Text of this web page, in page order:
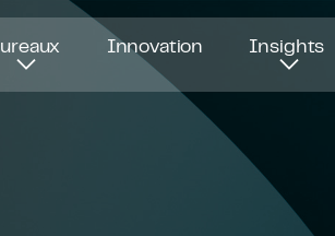
Innovation Insights